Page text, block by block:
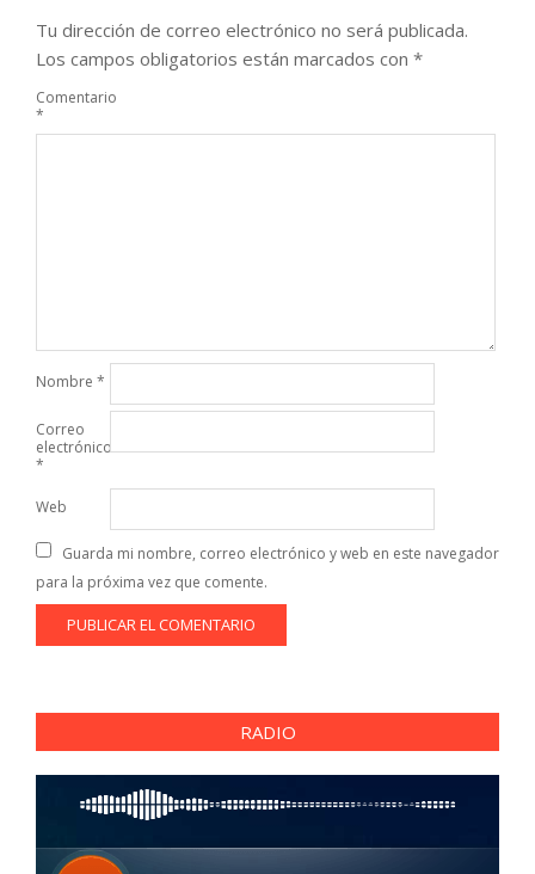
Tu dirección de correo electrónico no será publicada.
Los campos obligatorios están marcados con *
Comentario
*
Nombre *
Correo
electrónico
*
Web
Guarda mi nombre, correo electrónico y web en este navegador
para la próxima vez que comente.
RADIO